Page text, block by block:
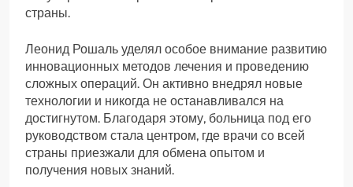
страны.
Леонид Рошаль уделял особое внимание развитию
инновационных методов лечения и проведению
сложных операций. Он активно внедрял новые
технологии и никогда не останавливался на
достигнутом. Благодаря этому, больница под его
руководством стала центром, где врачи со всей
страны приезжали для обмена опытом и
получения новых знаний.